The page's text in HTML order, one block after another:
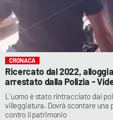
CRONACA
Ricercato dal 2022,
arrestato dalla Polizia -
L'uomo è stato rintracciato dai
villeggiatura. Dovrà scontare una
contro il patrimonio